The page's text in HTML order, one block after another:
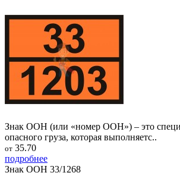
Знак ООН (или «номер ООН») – это
опасного груза, которая выполняетс..
от 35.70
подробнее
Знак ООН 33/1268